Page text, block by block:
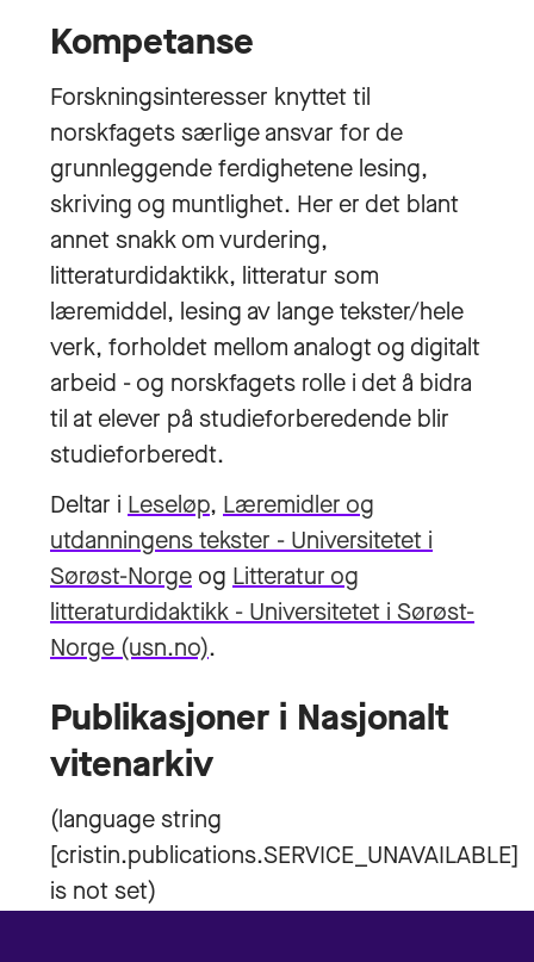
Kompetanse
Forskningsinteresser knyttet til
norskfagets særlige ansvar for de
grunnleggende ferdighetene lesing,
skriving og muntlighet. Her er det blant
annet snakk om vurdering,
litteraturdidaktikk, litteratur som
læremiddel, lesing av lange tekster/hele
verk, forholdet mellom analogt og digitalt
arbeid - og norskfagets rolle i det å bidra
til at elever på studieforberedende blir
studieforberedt.
Deltar i Leseløp, Læremidler og
utdanningens tekster - Universitetet i
Sørøst-Norge og Litteratur og
litteraturdidaktikk - Universitetet i Sørøst-
Norge (usn.no).
Publikasjoner i Nasjonalt
vitenarkiv